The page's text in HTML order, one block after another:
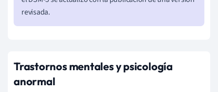
revisada.
Trastornos mentales y psicología
anormal